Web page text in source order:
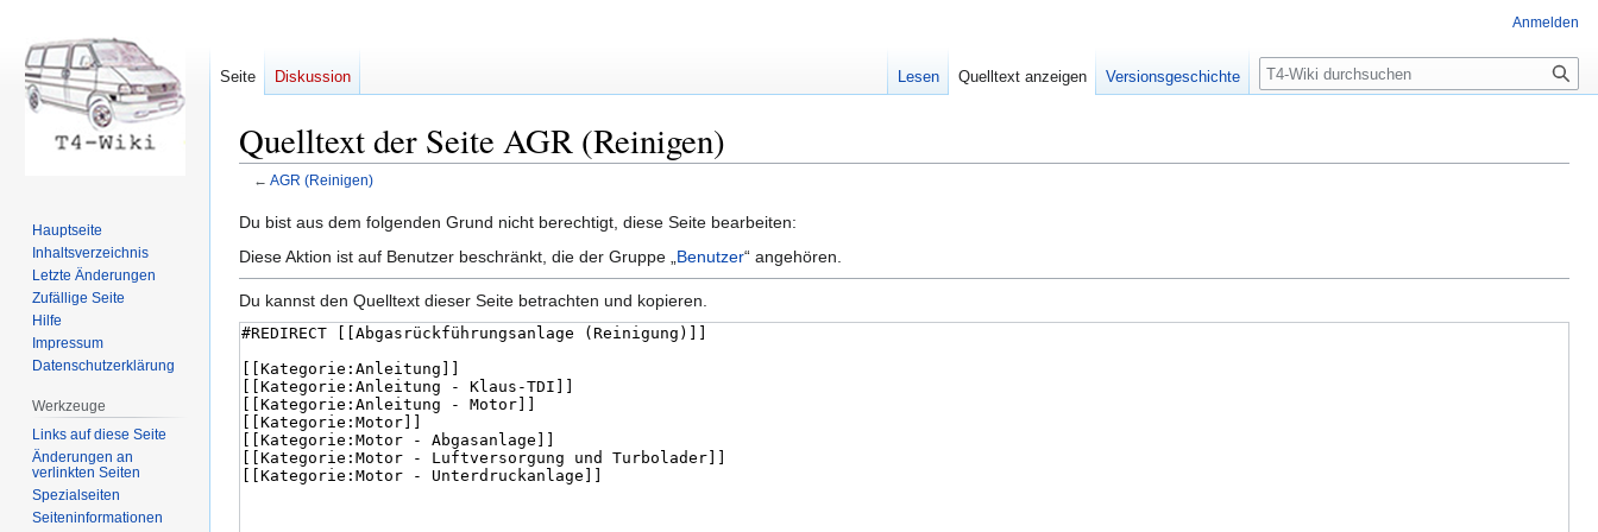
Quelltext der Seite AGR (Reinigen)
← AGR (Reinigen)
Zur
Navigation
Zur
Suche
Du bist aus dem folgenden Grund nicht berechtigt, diese Seite bearbeiten:
Diese Aktion ist auf Benutzer beschränkt, die der Gruppe „ Benutzer“ angehören.
Du kannst den Quelltext dieser Seite betrachten und kopieren.
Anmelden
Seite Diskussion Lesen Quelltext anzeigen Versionsgeschichte Suche
Hauptseite
Inhaltsverzeichnis
Letzte Änderungen
Zufällige Seite
Hilfe
Impressum
Datenschutzerklärung
Werkzeuge
Links auf diese Seite
Änderungen an
verlinkten Seiten
Spezialseiten
Seiten­informationen